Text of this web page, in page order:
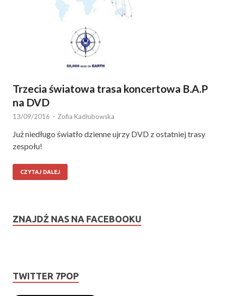
Trzecia światowa trasa koncertowa B.A.P
na DVD
13/09/2016 - Zofia Kadłubowska
Już niedługo światło dzienne ujrzy DVD z ostatniej trasy
zespołu!
CZYTAJ DALEJ
ZNAJDŹ NAS NA FACEBOOKU
TWITTER 7POP